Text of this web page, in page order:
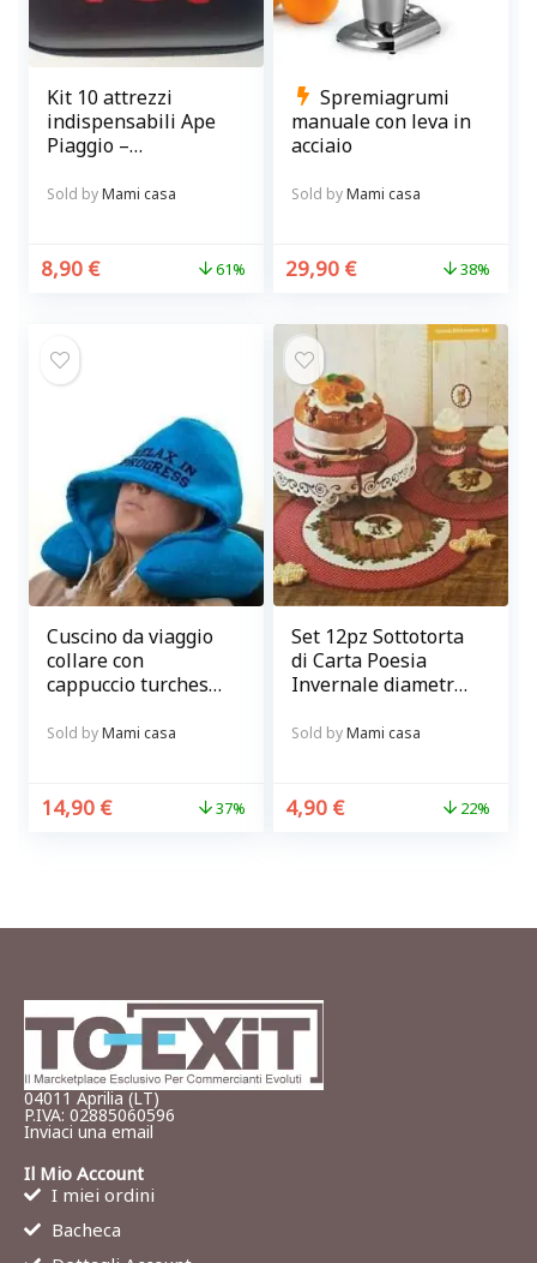
Kit 10 attrezzi
indispensabili Ape
Piaggio –
facile e veloce
Sold byMami casa
8,90 € 61%
Spremiagrumi
manuale con leva in
acciaio
Sold byMami casa
29,90 € 38%
Cuscino da viaggio
collare con
cappuccio turchese
Sold byMami casa
14,90 € 37%
Set 12pz Sottotorta
di Carta Poesia
Invernale diametro
Sold byMami casa
4,90 € 22%
04011 Aprilia (LT)
P.IVA: 02885060596
Inviaci una email
Il Mio Account
I miei ordini
Bacheca